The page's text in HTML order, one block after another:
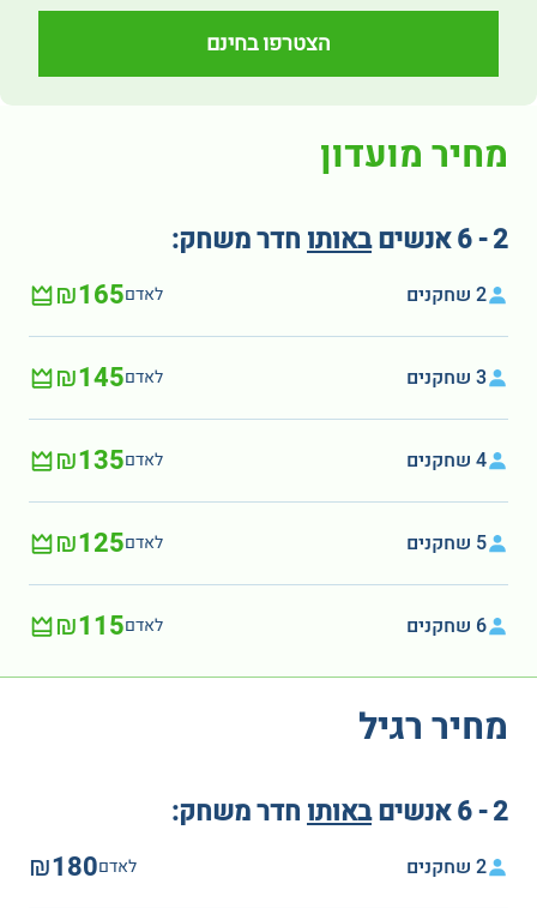
הצטרפו בחינם
מחיר מועדון
2 - 6 אנשים באותו חדר משחק:
2 שחקנים לאדם₪165
3 שחקנים לאדם₪145
4 שחקנים לאדם₪135
5 שחקנים לאדם₪125
6 שחקנים לאדם₪115
מחיר רגיל
2 - 6 אנשים באותו חדר משחק:
2 שחקנים לאדם₪180